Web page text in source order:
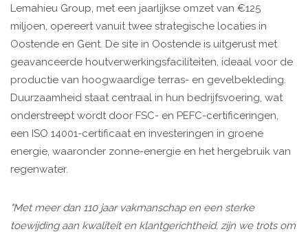
Lemahieu Group, met een jaarlijkse omzet van €125
miljoen, opereert vanuit twee strategische locaties in
Oostende en Gent. De site in Oostende is uitgerust met
geavanceerde houtverwerkingsfaciliteiten, ideaal voor de
productie van hoogwaardige terras- en gevelbekleding.
Duurzaamheid staat centraal in hun bedrijfsvoering, wat
onderstreept wordt door FSC- en PEFC-certificeringen,
een ISO 14001-certificaat en investeringen in groene
energie, waaronder zonne-energie en het hergebruik van
regenwater.
"Met meer dan 110 jaar vakmanschap en een sterke
toewijding aan kwaliteit en klantgerichtheid, zijn we trots om